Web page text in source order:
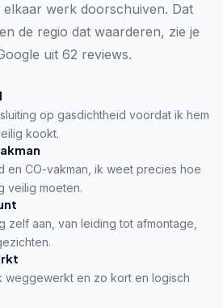
werk doorschuiven. Dat
de regio dat waarderen, zie je
uit 62 reviews.
op gasdichtheid voordat ik hem
kookt.
en CO-vakman, ik weet precies hoe
veilig moeten.
zelf aan, van leiding tot afmontage,
weggewerkt en zo kort en logisch